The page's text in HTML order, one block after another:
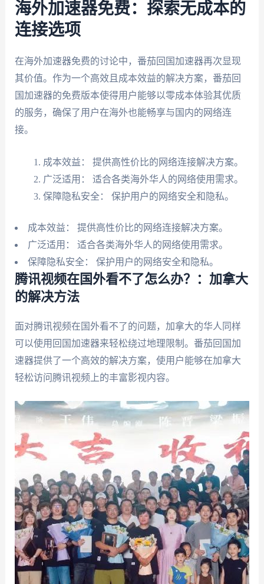
海外加速器免费：探索无成本的
连接选项
在海外加速器免费的讨论中，番茄回国加速器再次显现
其价值。作为一个高效且成本效益的解决方案，番茄回
国加速器的免费版本使得用户能够以零成本体验其优质
的服务，确保了用户在海外也能畅享与国内的网络连
接。
成本效益： 提供高性价比的网络连接解决方案。
广泛适用： 适合各类海外华人的网络使用需求。
保障隐私安全： 保护用户的网络安全和隐私。
成本效益： 提供高性价比的网络连接解决方案。
广泛适用： 适合各类海外华人的网络使用需求。
保障隐私安全： 保护用户的网络安全和隐私。
腾讯视频在国外看不了怎么办？：加拿大
的解决方法
面对腾讯视频在国外看不了的问题，加拿大的华人同样
可以使用回国加速器来轻松绕过地理限制。番茄回国加
速器提供了一个高效的解决方案，使用户能够在加拿大
轻松访问腾讯视频上的丰富影视内容。